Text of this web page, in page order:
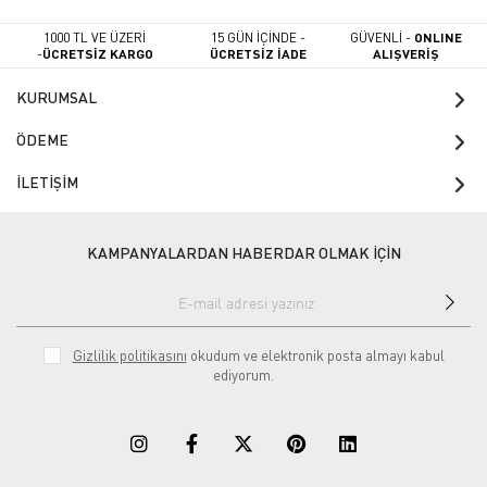
1000 TL VE ÜZERİ
-ÜCRETSİZ KARGO
15 GÜN İÇİNDE -
ÜCRETSİZ İADE
GÜVENLİ - ONLINE
ALIŞVERİŞ
KURUMSAL
ÖDEME
İLETİŞİM
KAMPANYALARDAN HABERDAR OLMAK İÇİN
Gizlilik politikasını okudum ve elektronik posta almayı kabul
ediyorum.